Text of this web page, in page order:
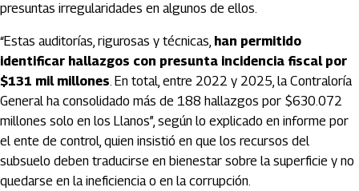
presuntas irregularidades en algunos de ellos.
“Estas auditorías, rigurosas y técnicas, han permitido
identificar hallazgos con presunta incidencia fiscal por
$131 mil millones. En total, entre 2022 y 2025, la Contraloría
General ha consolidado más de 188 hallazgos por $630.072
millones solo en los Llanos”, según lo explicado en informe por
el ente de control, quien insistió en que los recursos del
subsuelo deben traducirse en bienestar sobre la superficie y no
quedarse en la ineficiencia o en la corrupción.